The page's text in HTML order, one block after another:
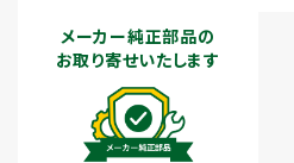
メーカー純正部品の
お取り寄せいたします